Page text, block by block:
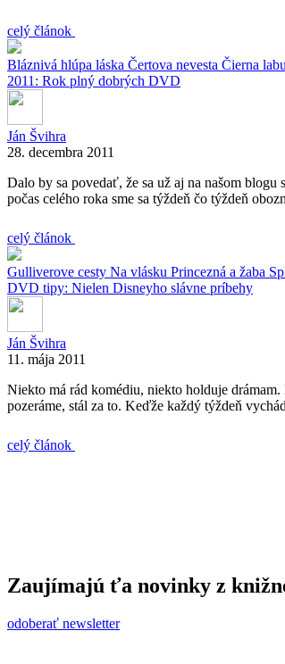
celý článok
Bláznivá hlúpa láska Čertova nevesta Čierna
2011: Rok plný dobrých DVD
Ján Švihra
28. decembra 2011
Dalo by sa povedať, že sa už aj na našom
počas celého roka sme sa týždeň čo týždeň
celý článok
Gulliverove cesty Na vlásku Princezná a žaba
DVD tipy: Nielen Disneyho slávne príbehy
Ján Švihra
11. mája 2011
Niekto má rád komédiu, niekto holduje
pozeráme, stál za to. Keďže každý týždeň
celý článok
Zaujímajú ťa novinky z
odoberať newsletter